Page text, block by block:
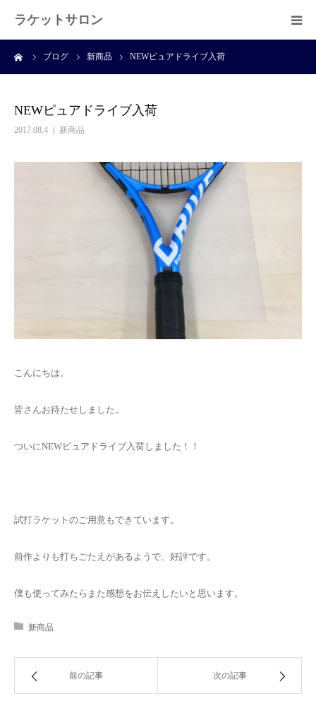
ラケットサロン
ブログ 新商品 NEWピュアドライブ入荷
NEWピュアドライブ入荷
2017.08.4 新商品
こんにちは。
皆さんお待たせしました。
ついにNEWピュアドライブ入荷しました！！
試打ラケットのご用意もできています。
前作よりも打ちごたえがあるようで、好評です。
僕も使ってみたらまた感想をお伝えしたいと思います。
新商品
前の記事 次の記事
ホーム
プライベートレッスン
お問い合わせ